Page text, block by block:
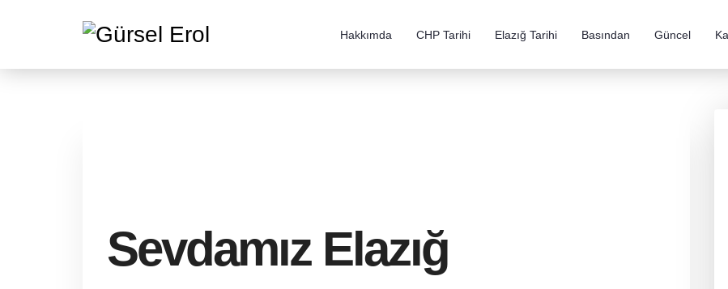
Hakkımda CHP Tarihi Elazığ Tarihi Basından Güncel
Sevdamız Elazığ